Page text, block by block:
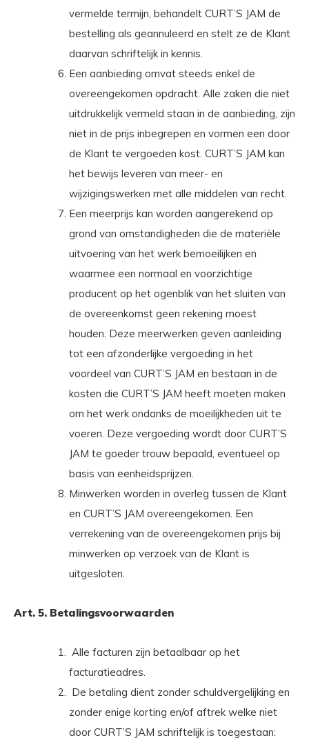
vermelde termijn, behandelt CURT’S JAM de
bestelling als geannuleerd en stelt ze de Klant
daarvan schriftelijk in kennis.
Een aanbieding omvat steeds enkel de
overeengekomen opdracht. Alle zaken die niet
uitdrukkelijk vermeld staan in de aanbieding, zijn
niet in de prijs inbegrepen en vormen een door
de Klant te vergoeden kost. CURT’S JAM kan
het bewijs leveren van meer- en
wijzigingswerken met alle middelen van recht.
Een meerprijs kan worden aangerekend op
grond van omstandigheden die de materiële
uitvoering van het werk bemoeilijken en
waarmee een normaal en voorzichtige
producent op het ogenblik van het sluiten van
de overeenkomst geen rekening moest
houden. Deze meerwerken geven aanleiding
tot een afzonderlijke vergoeding in het
voordeel van CURT’S JAM en bestaan in de
kosten die CURT’S JAM heeft moeten maken
om het werk ondanks de moeilijkheden uit te
voeren. Deze vergoeding wordt door CURT’S
JAM te goeder trouw bepaald, eventueel op
basis van eenheidsprijzen.
Minwerken worden in overleg tussen de Klant
en CURT’S JAM overeengekomen. Een
verrekening van de overeengekomen prijs bij
minwerken op verzoek van de Klant is
uitgesloten.
Art. 5. Betalingsvoorwaarden
Alle facturen zijn betaalbaar op het
facturatieadres.
De betaling dient zonder schuldvergelijking en
zonder enige korting en/of aftrek welke niet
door CURT’S JAM schriftelijk is toegestaan: